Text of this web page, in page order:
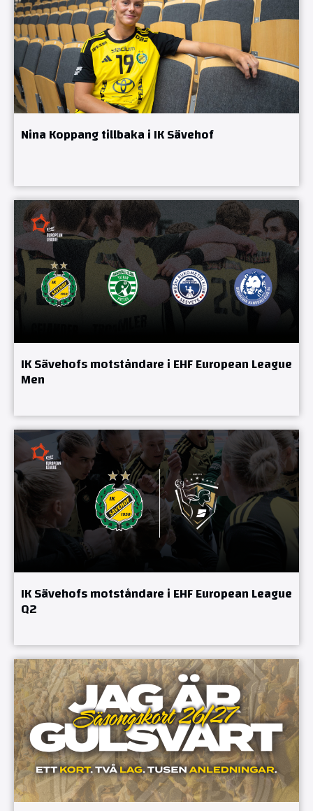
Nina Koppang tillbaka i IK Sävehof
IK Sävehofs motståndare i EHF European League
Men
IK Sävehofs motståndare i EHF European League
Q2